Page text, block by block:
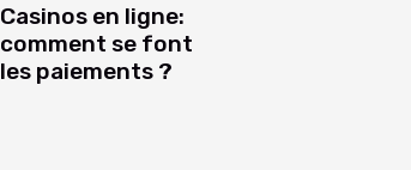
Casinos en ligne:
comment se font
les paiements ?